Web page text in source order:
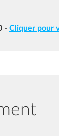
- Cliquer pour